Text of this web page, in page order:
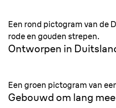
Een rond pictogram van de
rode en gouden strepen.
Ontworpen in
Een groen pictogram van
Gebouwd om lang